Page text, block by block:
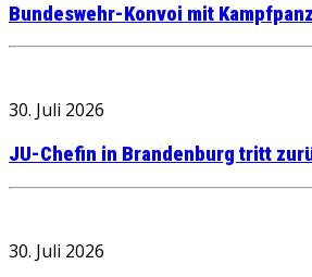
Bundeswehr-Konvoi mit
30. Juli 2026
JU-Chefin in Brandenburg tritt
30. Juli 2026